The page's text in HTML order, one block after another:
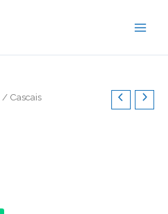
/ Cascais